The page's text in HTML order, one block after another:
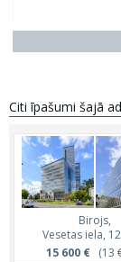
Citi īpašumi šajā
Birojs,
Vesetas iela,
15 600 € (13